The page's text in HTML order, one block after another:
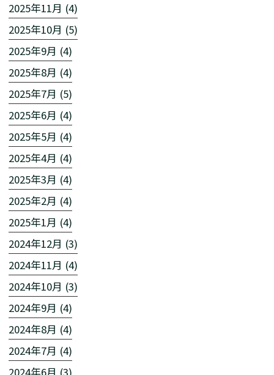
2025年11月 (4)
2025年10月 (5)
2025年9月 (4)
2025年8月 (4)
2025年7月 (5)
2025年6月 (4)
2025年5月 (4)
2025年4月 (4)
2025年3月 (4)
2025年2月 (4)
2025年1月 (4)
2024年12月 (3)
2024年11月 (4)
2024年10月 (3)
2024年9月 (4)
2024年8月 (4)
2024年7月 (4)